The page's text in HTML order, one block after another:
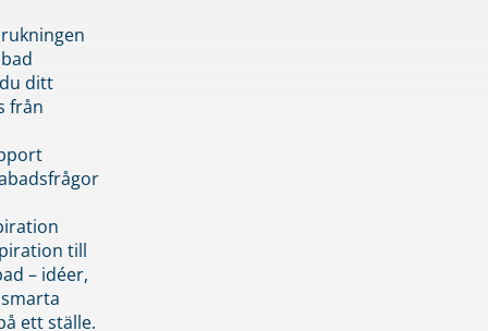
ditt
från
till
– idéer,
ett ställe.